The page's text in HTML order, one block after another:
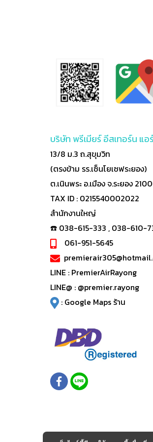
บริษัท พรีเมียร์ อีสเทอร์น แ
13/8 ม.3 ถ.สุขุมวิท
(ตรงข้าม รร.เซ็นโยเซฟระยอง)
ต.เนินพระ อ.เมือง จ.ระยอง
TAX ID : 0215540002022
สำนักงานใหญ่
☎️ 038-615-333 , 038-610-
061-951-5645
LINE : PremierAirRayong
LINE@ : @premier.rayong
: Google Maps ร้าน